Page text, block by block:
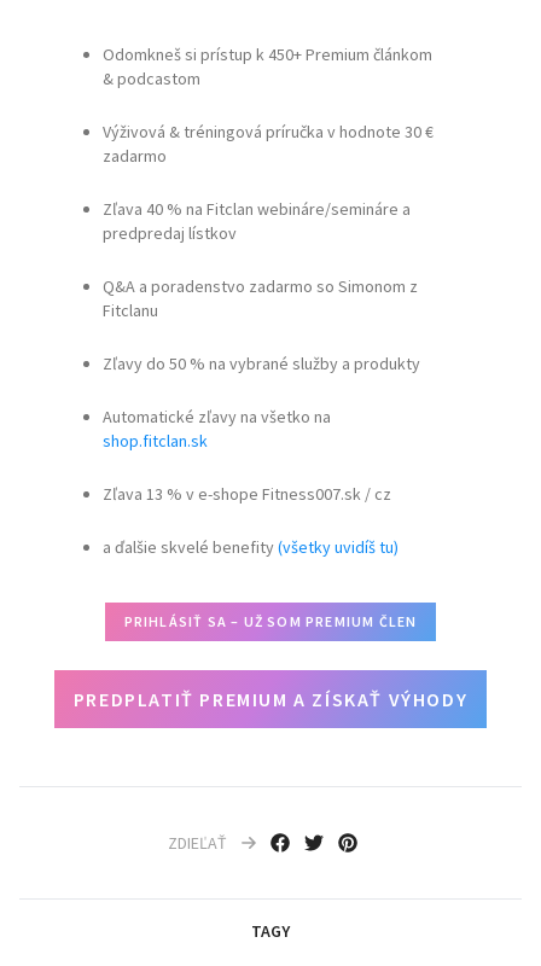
Odomkneš si prístup k 450+ Premium článkom
& podcastom
Výživová & tréningová príručka v hodnote 30 €
zadarmo
Zľava 40 % na Fitclan webináre/semináre a
predpredaj lístkov
Q&A a poradenstvo zadarmo so Simonom z
Fitclanu
Zľavy do 50 % na vybrané služby a produkty
Automatické zľavy na všetko na
shop.fitclan.sk
Zľava 13 % v e-shope Fitness007.sk / cz
a ďalšie skvelé benefity(všetky uvidíš tu)
PRIHLÁSIŤ SA – UŽ SOM PREMIUM ČLEN
PREDPLATIŤ PREMIUM A ZÍSKAŤ VÝHODY
ZDIEĽAŤ
TAGY